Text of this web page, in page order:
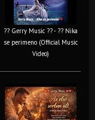
?? Gerry Music ?? - ?? Nika
se perimeno (Official Music
Video)